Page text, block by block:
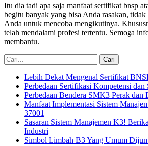
Itu dia tadi apa saja manfaat sertifikat bnsp
begitu banyak yang bisa Anda rasakan, tidak
Anda untuk mencoba mengikutinya.
telah mendalami profesi tertentu. Semoga
membantu.
Lebih Dekat Mengenal Sertifikat
Perbedaan Sertifikasi Kompetensi dan
Perbedaan Bendera SMK3 Perak dan
Manfaat Implementasi Sistem
37001
Sasaran Sistem Manajemen K3!
Industri
Simbol Limbah B3 Yang Umum